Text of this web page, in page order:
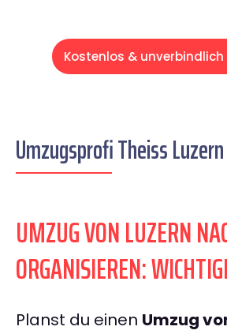
Kostenlos &
Umzugsprofi Theiss Luzern
UMZUG VON LUZERN
ORGANISIEREN:
Planst du einen Umzug